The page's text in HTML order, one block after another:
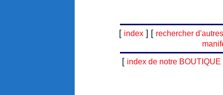
[ index ] [ rechercher
[ index de notre BOUTIQUE